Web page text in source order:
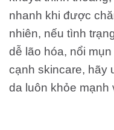
nhanh khi được
nhiên, nếu tình
dễ lão hóa, nổi
cạnh skincare, hãy
da luôn khỏe mạnh